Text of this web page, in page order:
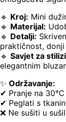
🔹 Kroj: Mini
🔹 Materijal:
🔹 Detalji:
praktičnost,
🔹 Savjet za
elegantnim
✨ Održavanje:
✔ Pranje na 30°C
✔ Peglati s
❌ Ne sušiti u